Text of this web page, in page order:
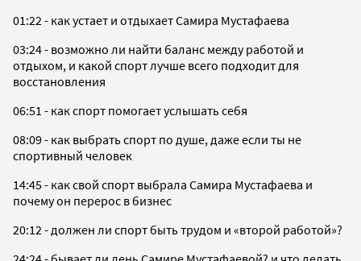
01:22 - как устает и отдыхает Самира Мустафаева
03:24 - возможно ли найти баланс между работой и
отдыхом, и какой спорт лучше всего подходит для
восстановления
06:51 - как спорт помогает услышать себя
08:09 - как выбрать спорт по душе, даже если ты не
спортивный человек
14:45 - как свой спорт выбрала Самира Мустафаева и
почему он перерос в бизнес
20:12 - должен ли спорт быть трудом и «второй работой»?